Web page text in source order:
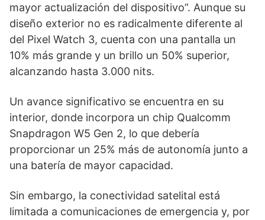
mayor actualización del dispositivo”. Aunque su
diseño exterior no es radicalmente diferente al
del Pixel Watch 3, cuenta con una pantalla un
10% más grande y un brillo un 50% superior,
alcanzando hasta 3.000 nits.
Un avance significativo se encuentra en su
interior, donde incorpora un chip Qualcomm
Snapdragon W5 Gen 2, lo que debería
proporcionar un 25% más de autonomía junto a
una batería de mayor capacidad.
Sin embargo, la conectividad satelital está
limitada a comunicaciones de emergencia y, por